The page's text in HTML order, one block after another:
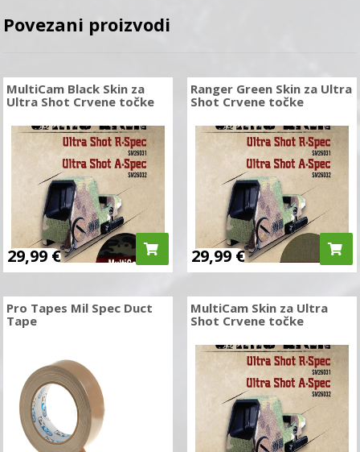
Povezani proizvodi
MultiCam Black Skin za
Ultra Shot Crvene točke
29,99€
Ranger Green Skin za Ultra
Shot Crvene točke
29,99€
Pro Tapes Mil Spec Duct
Tape
MultiCam Skin za Ultra
Shot Crvene točke